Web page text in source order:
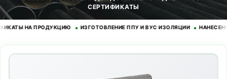
СЕРТИФИКАТЫ
НА ПРОДУКЦИЮ • ИЗГОТОВЛЕНИЕ ППУ И ВУС ИЗОЛЯЦИИ • НАНЕСЕНИЕ